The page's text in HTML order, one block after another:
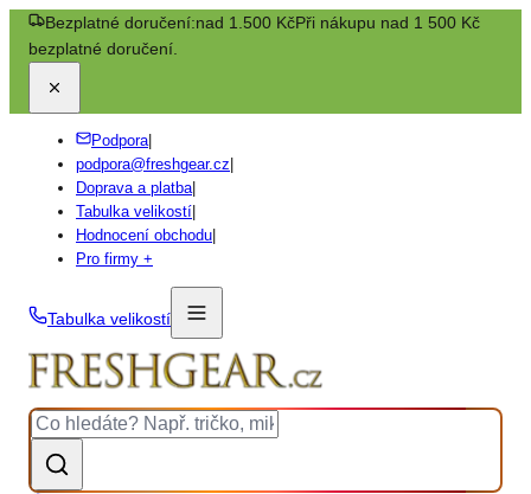
Bezplatné doručení:nad 1.500 KčPři nákupu nad 1 500 Kč
bezplatné doručení.
Podpora|
podpora@freshgear.cz
Doprava a platba|
Tabulka velikostí
Hodnocení obchodu
Pro firmy +
Tabulka velikostí